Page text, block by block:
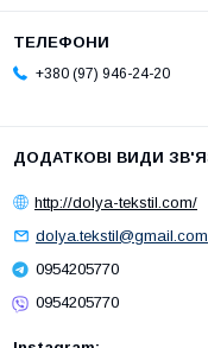
+380 (97) 946-24-20
http://dolya-tekstil.com/
dolya.tekstil@gmail.com
0954205770
0954205770